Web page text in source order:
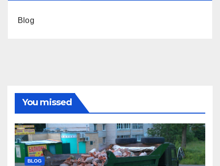
Blog
You missed
BLOG